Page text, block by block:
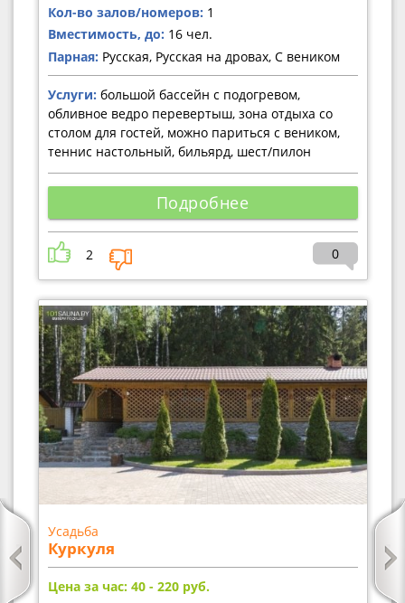
Кол-во залов/номеров: 1
Вместимость, до: 16 чел.
Парная: Русская, Русская на дровах, С веником
Услуги: большой бассейн с подогревом,
обливное ведро перевертыш, зона отдыха со
столом для гостей, можно париться с веником,
теннис настольный, бильярд, шест/пилон
Подробнее
2 0
Усадьба
Куркуля
Цена за час: 40 - 220 руб.